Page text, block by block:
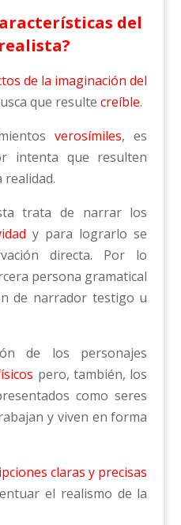
del
de la imaginación del
que resulte creíble.
verosímiles, es
intenta que resulten
trata de narrar los
y para lograrlo se
directa. Por lo
persona gramatical
de narrador testigo u
de los personajes
pero, también, los
como seres
y viven en forma
claras y precisas
el realismo de la